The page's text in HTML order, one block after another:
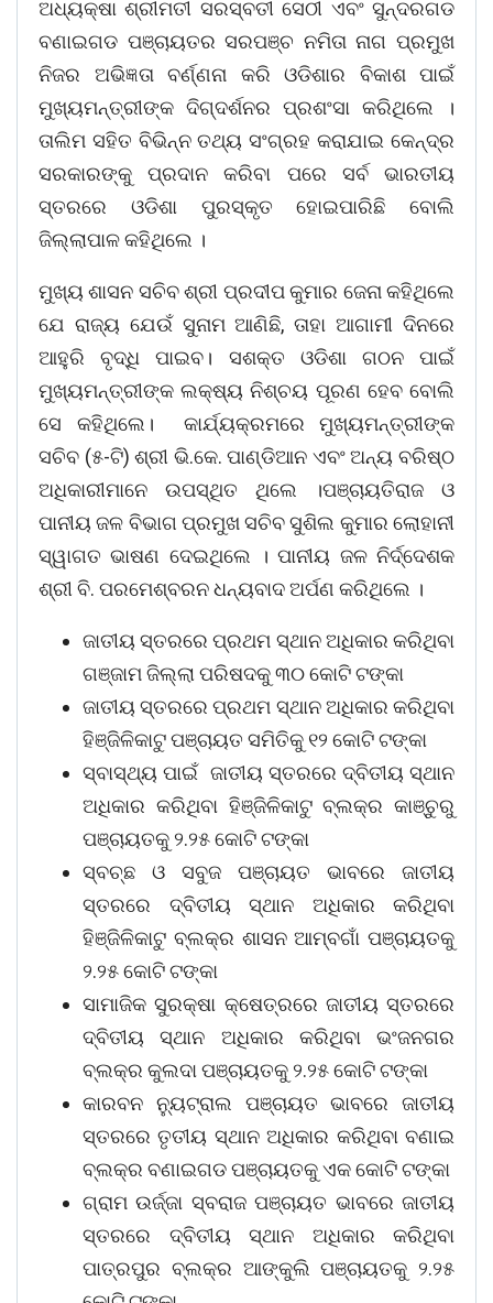
ଅଧ୍ୟକ୍ଷା ଶ୍ରୀମତୀ ସରସ୍ବତୀ ସେଠୀ ଏବଂ ସୁନ୍ଦରଗଡ
ବଣାଇଗଡ ପଞ୍ଚାୟତର ସରପଞ୍ଚ ନମିତା ନାଗ ପ୍ରମୁଖ
ନିଜର ଅଭିଜ୍ଞତା ବର୍ଣ୍ଣନା କରି ଓଡିଶାର ବିକାଶ ପାଇଁ
ମୁଖ୍ୟମନ୍ତ୍ରୀଙ୍କ ଦିଗ୍‌ଦର୍ଶନର ପ୍ରଶଂସା କରିଥିଲେ ।
ତାଲିମ ସହିତ ବିଭିନ୍ନ ତଥ୍ୟ ସଂଗ୍ରହ କରାଯାଇ କେନ୍ଦ୍ର
ସରକାରଙ୍କୁ ପ୍ରଦାନ କରିବା ପରେ ସର୍ବ ଭାରତୀୟ
ସ୍ତରରେ ଓଡିଶା ପୁରସ୍କୃତ ହୋଇପାରିଛି ବୋଲି
ଜିଲ୍ଲାପାଳ କହିଥିଲେ ।
ମୁଖ୍ୟ ଶାସନ ସଚିବ ଶ୍ରୀ ପ୍ରଦୀପ କୁମାର ଜେନା କହିଥିଲେ
ଯେ ରାଜ୍ୟ ଯେଉଁ ସୁନାମ ଆଣିଛି, ତାହା ଆଗାମୀ ଦିନରେ
ଆହୁରି ବୃଦ୍ଧି ପାଇବ। ସଶକ୍ତ ଓଡିଶା ଗଠନ ପାଇଁ
ମୁଖ୍ୟମନ୍ତ୍ରୀଙ୍କ ଲକ୍ଷ୍ୟ ନିଶ୍ଚୟ ପୂରଣ ହେବ ବୋଲି
ସେ କହିଥିଲେ। କାର୍ଯ୍ୟକ୍ରମରେ ମୁଖ୍ୟମନ୍ତ୍ରୀଙ୍କ
ସଚିବ (୫-ଟି) ଶ୍ରୀ ଭି.କେ. ପାଣ୍ଡିଆନ ଏବଂ ଅନ୍ୟ ବରିଷ୍ଠ
ଅଧିକାରୀମାନେ ଉପସ୍ଥିତ ଥିଲେ ।ପଞ୍ଚାୟତିରାଜ ଓ
ପାନୀୟ ଜଳ ବିଭାଗ ପ୍ରମୁଖ ସଚିବ ସୁଶିଲ କୁମାର ଲୋହାନୀ
ସ୍ୱାଗତ ଭାଷଣ ଦେଇଥିଲେ । ପାନୀୟ ଜଳ ନିର୍ଦ୍ଦେଶକ
ଶ୍ରୀ ବି. ପରମେଶ୍ବରନ ଧନ୍ୟବାଦ ଅର୍ପଣ କରିଥିଲେ ।
ଜାତୀୟ ସ୍ତରରେ ପ୍ରଥମ ସ୍ଥାନ ଅଧିକାର କରିଥିବା
ଗଞ୍ଜାମ ଜିଲ୍ଲା ପରିଷଦକୁ ୩୦ କୋଟି ଟଙ୍କା
ଜାତୀୟ ସ୍ତରରେ ପ୍ରଥମ ସ୍ଥାନ ଅଧିକାର କରିଥିବା
ହିଞ୍ଜିଳିକାଟୁ ପଞ୍ଚାୟତ ସମିତିକୁ ୧୨ କୋଟି ଟଙ୍କା
ସ୍ବାସ୍ଥ୍ୟ ପାଇଁ ଜାତୀୟ ସ୍ତରରେ ଦ୍ବିତୀୟ ସ୍ଥାନ
ଅଧିକାର କରିଥିବା ହିଞ୍ଜିଳିକାଟୁ ବ୍ଲକ୍‌ର କାଞ୍ଚୁରୁ
ପଞ୍ଚାୟତକୁ ୨.୨୫ କୋଟି ଟଙ୍କା
ସ୍ବଚ୍ଛ ଓ ସବୁଜ ପଞ୍ଚାୟତ ଭାବରେ ଜାତୀୟ
ସ୍ତରରେ ଦ୍ବିତୀୟ ସ୍ଥାନ ଅଧିକାର କରିଥିବା
ହିଞ୍ଜିଳିକାଟୁ ବ୍ଲକ୍‌ର ଶାସନ ଆମ୍ବଗାଁ ପଞ୍ଚାୟତକୁ
୨.୨୫ କୋଟି ଟଙ୍କା
ସାମାଜିକ ସୁରକ୍ଷା କ୍ଷେତ୍ରରେ ଜାତୀୟ ସ୍ତରରେ
ଦ୍ବିତୀୟ ସ୍ଥାନ ଅଧିକାର କରିଥିବା ଭଂଜନଗର
ବ୍ଲକ୍‌ର କୁଲଦା ପଞ୍ଚାୟତକୁ ୨.୨୫ କୋଟି ଟଙ୍କା
କାରବନ ନ୍ୟୁଟ୍ରାଲ ପଞ୍ଚାୟତ ଭାବରେ ଜାତୀୟ
ସ୍ତରରେ ତୃତୀୟ ସ୍ଥାନ ଅଧିକାର କରିଥିବା ବଣାଇ
ବ୍ଲକ୍‌ର ବଣାଇଗଡ ପଞ୍ଚାୟତକୁ ଏକ କୋଟି ଟଙ୍କା
ଗ୍ରାମ ଉର୍ଜ୍ଜା ସ୍ବରାଜ ପଞ୍ଚାୟତ ଭାବରେ ଜାତୀୟ
ସ୍ତରରେ ଦ୍ବିତୀୟ ସ୍ଥାନ ଅଧିକାର କରିଥିବା
ପାତ୍ରପୁର ବ୍ଲକ୍‌ର ଆଙ୍କୁଲି ପଞ୍ଚାୟତକୁ ୨.୨୫